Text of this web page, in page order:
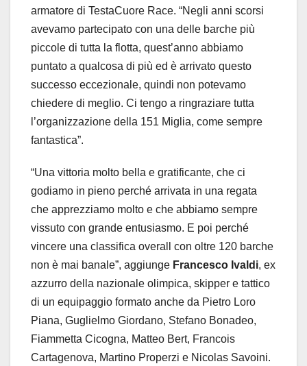
armatore di TestaCuore Race. “Negli anni scorsi
avevamo partecipato con una delle barche più
piccole di tutta la flotta, quest’anno abbiamo
puntato a qualcosa di più ed è arrivato questo
successo eccezionale, quindi non potevamo
chiedere di meglio. Ci tengo a ringraziare tutta
l’organizzazione della 151 Miglia, come sempre
fantastica”.
“Una vittoria molto bella e gratificante, che ci
godiamo in pieno perché arrivata in una regata
che apprezziamo molto e che abbiamo sempre
vissuto con grande entusiasmo. E poi perché
vincere una classifica overall con oltre 120 barche
non è mai banale”, aggiunge Francesco Ivaldi, ex
azzurro della nazionale olimpica, skipper e tattico
di un equipaggio formato anche da Pietro Loro
Piana, Guglielmo Giordano, Stefano Bonadeo,
Fiammetta Cicogna, Matteo Bert, Francois
Cartagenova, Martino Properzi e Nicolas Savoini.